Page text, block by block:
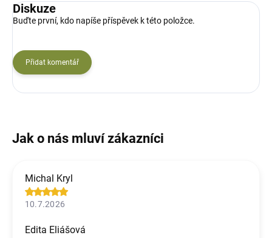
Diskuze
Buďte první, kdo napíše příspěvek k této položce.
Přidat komentář
Michal Kryl
10.7.2026
Edita Eliášová